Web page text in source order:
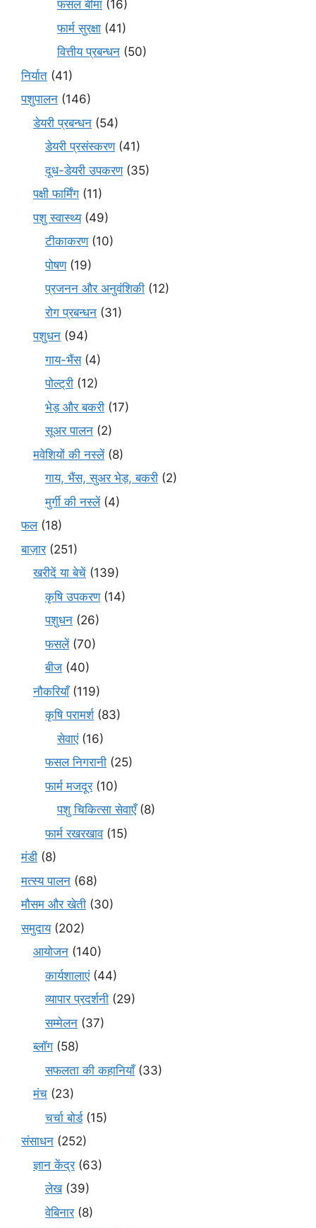
फसल बीमा (16)
फार्म सुरक्षा (41)
वित्तीय प्रबन्धन (50)
निर्यात (41)
पशुपालन (146)
डेयरी प्रबन्धन (54)
डेयरी प्रसंस्करण(41)
दूध-डेयरी उपकरण(35)
पक्षी फार्मिंग (11)
पशु स्वास्थ्य(49)
टीकाकरण(10)
पोषण(19)
प्रजनन और अनुवंशिकी (12)
रोग प्रबन्धन (31)
पशुधन (94)
गाय-भैंस(4)
पोल्ट्री (12)
भेड़ और बकरी (17)
सूअर पालन (2)
मवेशियों की नस्लें(8)
गाय, भैंस, सुअर भेड़, बकरी (2)
मुर्गी की नस्लें(4)
फल(18)
बाज़ार(251)
खरीदें या बेचें (139)
कृषि उपकरण(14)
पशुधन (26)
फसलें(70)
बीज (40)
नौकरियाँ(119)
कृषि परामर्श(83)
सेवाएं(16)
फसल निगरानी (25)
फार्म मजदूर(10)
पशु चिकित्सा सेवाएँ(8)
फार्म रखरखाव(15)
मंडी (8)
मत्स्य पालन (68)
मौसम और खेती (30)
समुदाय(202)
आयोजन (140)
कार्यशालाएं(44)
व्यापार प्रदर्शनी (29)
सम्मेलन (37)
ब्लॉग (58)
सफलता की कहानियाँ(33)
मंच (23)
चर्चा बोर्ड(15)
संसाधन (252)
ज्ञान केंद्र(63)
लेख(39)
वेबिनार(8)